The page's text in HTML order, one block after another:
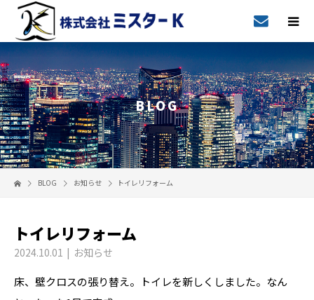
BLOG
BLOG お知らせ トイレリフォーム
トイレリフォーム
2024.10.01 お知らせ
床、壁クロスの張り替え。トイレを新しくしました。なん